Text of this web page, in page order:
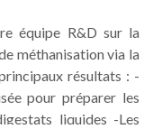
équipe R&D sur la
méthanisation via la
résultats : -
pour préparer les
liquides -Les